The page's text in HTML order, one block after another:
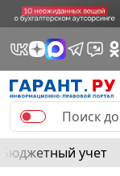
Бюджетный учет